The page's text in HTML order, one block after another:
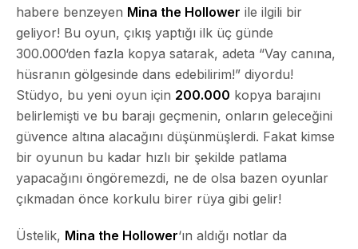
habere benzeyen Mina the Hollower ile ilgili bir
geliyor! Bu oyun, çıkış yaptığı ilk üç günde
300.000‘den fazla kopya satarak, adeta “Vay canına,
hüsranın gölgesinde dans edebilirim!” diyordu!
Stüdyo, bu yeni oyun için 200.000 kopya barajını
belirlemişti ve bu barajı geçmenin, onların geleceğini
güvence altına alacağını düşünmüşlerdi. Fakat kimse
bir oyunun bu kadar hızlı bir şekilde patlama
yapacağını öngöremezdi, ne de olsa bazen oyunlar
çıkmadan önce korkulu birer rüya gibi gelir!
Üstelik, Mina the Hollower‘ın aldığı notlar da